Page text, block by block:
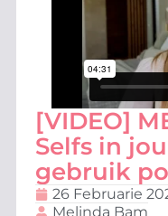
[VIDEO]
Selfs in
gebruik
26 Februarie
Melinda Bam